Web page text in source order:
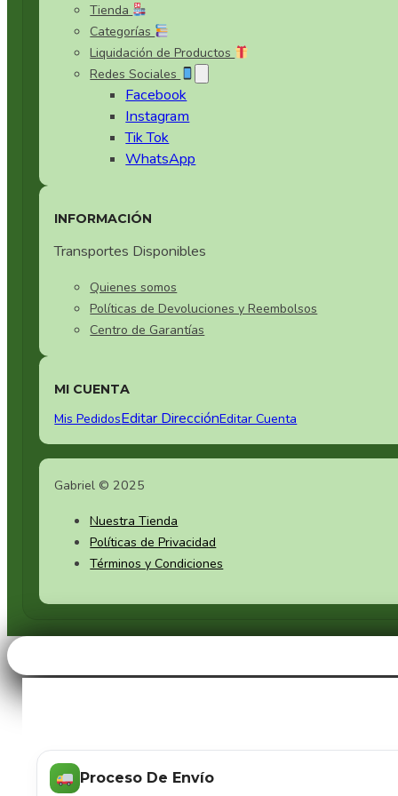
Utensilios de Cocina Set 13
Utensilios de Cocina Set 14
Cerámica Especial Oscura
Cerámica Especial Tornasol
Cerámica Especial Verde
Cerámica Estilo Japones
Cerámica Verde
Otras Cerámicas
Set de Cerámica Negra
Vajilla de Porcelana Vitrea
Vajillas para Postres
Tienda
Categorías
Liquidación de Productos
Redes Sociales
Facebook
Instagram
Tik Tok
WhatsApp
INFORMACIÓN
Transportes Disponibles
Quienes somos
Políticas de Devoluciones y Reembolsos
Centro de Garantías
MI CUENTA
Mis PedidosEditar DirecciónEditar Cuenta
Gabriel © 2025
Nuestra Tienda
Políticas de Privacidad
Términos y Condiciones
Proceso De Envío